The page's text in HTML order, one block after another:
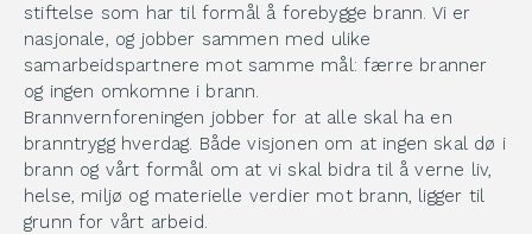
stiftelse som har til formål å forebygge brann. Vi er
nasjonale, og jobber sammen med ulike
samarbeidspartnere mot samme mål: færre branner
og ingen omkomne i brann.
Brannvernforeningen jobber for at alle skal ha en
branntrygg hverdag. Både visjonen om at ingen skal dø i
brann og vårt formål om at vi skal bidra til å verne liv,
helse, miljø og materielle verdier mot brann, ligger til
grunn for vårt arbeid.